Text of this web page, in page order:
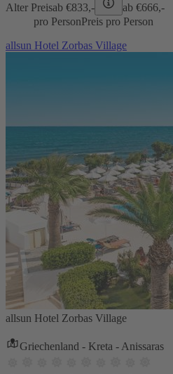
Alter Preisab €833,- ab €666,-
pro PersonPreis pro Person
allsun Hotel Zorbas Village
allsun Hotel Zorbas Village
Griechenland - Kreta - Anissaras